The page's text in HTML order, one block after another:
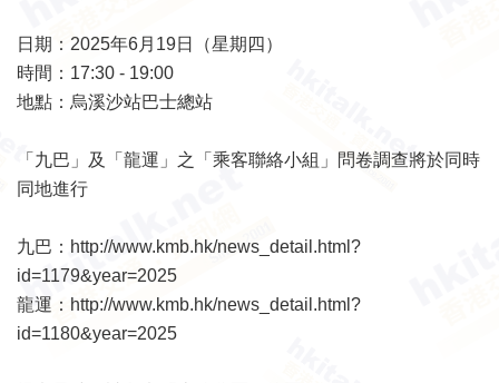
日期：2025年6月19日（星期四）
時間：17:30 - 19:00
地點：烏溪沙站巴士總站
「九巴」及「龍運」之「乘客聯絡小組」問卷調查將於同時
同地進行
九巴： http://www.kmb.hk/news_detail.html?
id=1179&year=2025
龍運： http://www.kmb.hk/news_detail.html?
id=1180&year=2025